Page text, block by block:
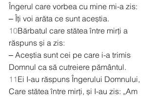
Îngerul care vorbea cu mine mi-a zis:
‒ Îți voi arăta ce sunt aceștia.
10Bărbatul care stătea între mirți a
răspuns și a zis:
‒ Aceștia sunt cei pe care i-a trimis
Domnul ca să cutreiere pământul.
11 Ei I-au răspuns Îngerului Domnului,
Care stătea între mirți, și I-au zis: „Am